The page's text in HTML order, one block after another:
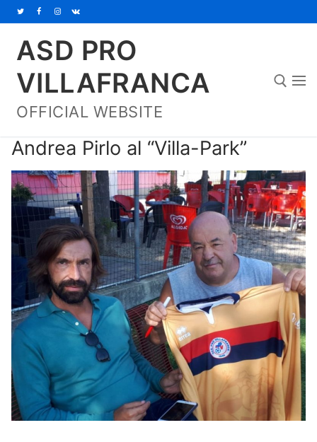
al
contenuto
ASD PRO
VILLAFRANCA
OFFICIAL WEBSITE
Home
Società
La Storia
Organigramma
Centro Sportivo
Prima Squadra
Settore Giovanile
Organizzazione
Campionati
Andrea Pirlo al “Villa-Park”